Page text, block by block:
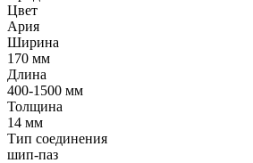
Цвет
Ария
Ширина
170 мм
Длина
400-1500 мм
Толщина
14 мм
Тип соединения
шип-паз